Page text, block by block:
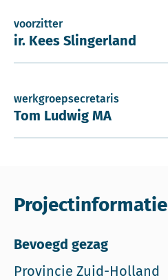
voorzitter
ir. Kees Slingerland
werkgroepsecretaris
Tom Ludwig MA
Projectinformatie
Bevoegd gezag
Provincie Zuid-Holland